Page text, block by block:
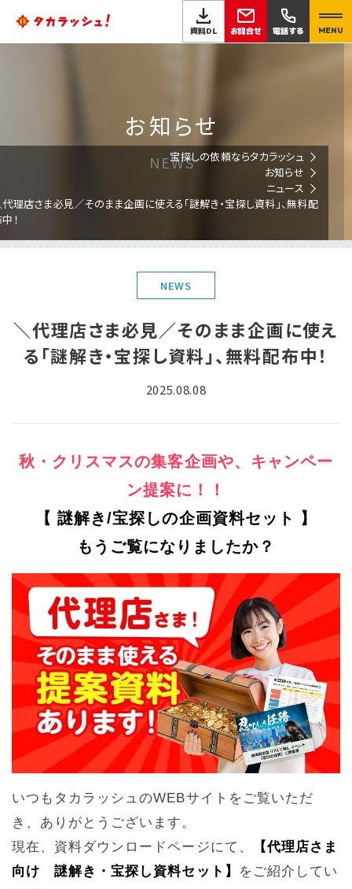
資料DL お問合せ 電話する MENU
お知らせ
NEWS
宝探しの依頼ならタカラッシュ
お知らせ
ニュース
理店さま必見／そのまま企画に使える「謎解き・宝探し資料」、無料配
！
NEWS
＼代理店さま必見／そのまま企画に使え
る「謎解き・宝探し資料」、無料配布中！
2025.08.08
秋・クリスマスの集客企画や、キャンペー
ン提案に！！
【 謎解き/宝探しの企画資料セット 】
もうご覧になりましたか？
いつもタカラッシュのWEBサイトをご覧いただ
き、ありがとうございます。
現在、資料ダウンロードページにて、
【代理店さま
向け 謎解き・宝探し資料セット】
をご紹介してい